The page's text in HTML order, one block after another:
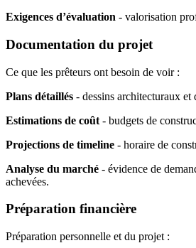
Exigences d’évaluation - valorisation
Documentation du projet
Ce que les prêteurs ont besoin de voir :
Plans détaillés - dessins architecturaux et
Estimations de coût - budgets de
Projections de timeline - horaire de
Analyse du marché - évidence de
achevées.
Préparation financière
Préparation personnelle et du projet :